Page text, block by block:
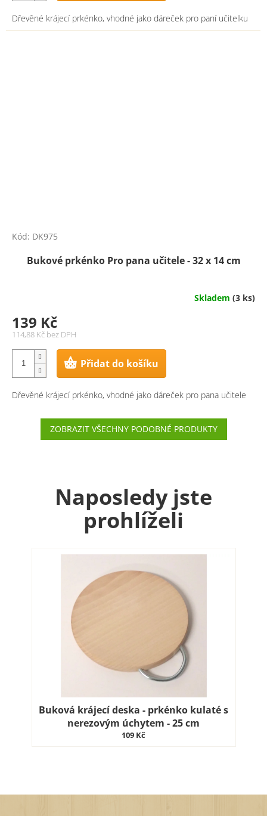
Dřevěné krájecí prkénko, vhodné jako dáreček pro paní učitelku
Bukové prkénko Pro pana učitele - 32 x 14 cm
Skladem (3 ks)
114,88 Kč bez DPH
139 Kč
Přidat do košíku
Dřevěné krájecí prkénko, vhodné jako dáreček pro pana učitele
Kód: DK975
ZOBRAZIT VŠECHNY PODOBNÉ PRODUKTY
Naposledy jste
prohlíželi
Buková krájecí deska - prkénko kulaté s
nerezovým úchytem - 25 cm
109 Kč